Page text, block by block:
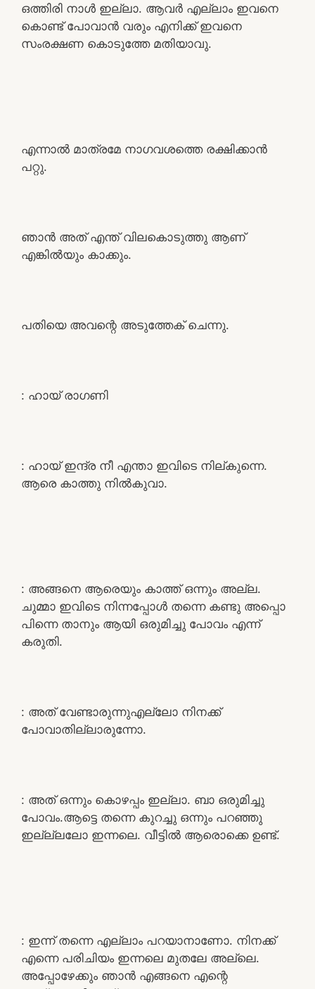
ഒത്തിരി നാൾ ഇല്ലാ. ആവർ എല്ലാം ഇവനെ
കൊണ്ട് പോവാൻ വരും എനിക്ക് ഇവനെ
സംരക്ഷണ കൊടുത്തേ മതിയാവു.
എന്നാൽ മാത്രമേ നാഗവശത്തെ രക്ഷിക്കാൻ
പറ്റു.
ഞാൻ അത് എന്ത് വിലകൊടുത്തു ആണ്
എങ്കിൽയും കാക്കും.
പതിയെ അവന്റെ അടുത്തേക് ചെന്നു.
: ഹായ് രാഗണി
: ഹായ് ഇന്ദ്ര നീ എന്താ ഇവിടെ നില്കുന്നെ.
ആരെ കാത്തു നിൽകുവാ.
: അങ്ങനെ ആരെയും കാത്ത് ഒന്നും അല്ല.
ചുമ്മാ ഇവിടെ നിന്നപ്പോൾ തന്നെ കണ്ടു അപ്പൊ
പിന്നെ താനും ആയി ഒരുമിച്ചു പോവം എന്ന്
കരുതി.
: അത് വേണ്ടാരുന്നുഎല്ലോ നിനക്ക്
പോവാതില്ലാരുന്നോ.
: അത് ഒന്നും കൊഴപ്പം ഇല്ലാ. ബാ ഒരുമിച്ചു
പോവം.ആട്ടെ തന്നെ കുറച്ചു ഒന്നും പറഞ്ഞു
ഇല്ല്ലലോ ഇന്നലെ. വീട്ടിൽ ആരൊക്കെ ഉണ്ട്.
: ഇന്ന് തന്നെ എല്ലാം പറയാനാണോ. നിനക്ക്
എന്നെ പരിചിയം ഇന്നലെ മുതലേ അല്ലെ.
അപ്പോഴേക്കും ഞാൻ എങ്ങനെ എന്റെ